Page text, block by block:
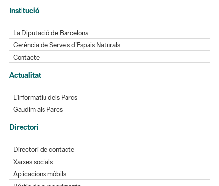
Institució
La Diputació de Barcelona
Gerència de Serveis d'Espais Naturals
Contacte
Actualitat
L'Informatiu dels Parcs
Gaudim als Parcs
Directori
Directori de contacte
Xarxes socials
Aplicacions mòbils